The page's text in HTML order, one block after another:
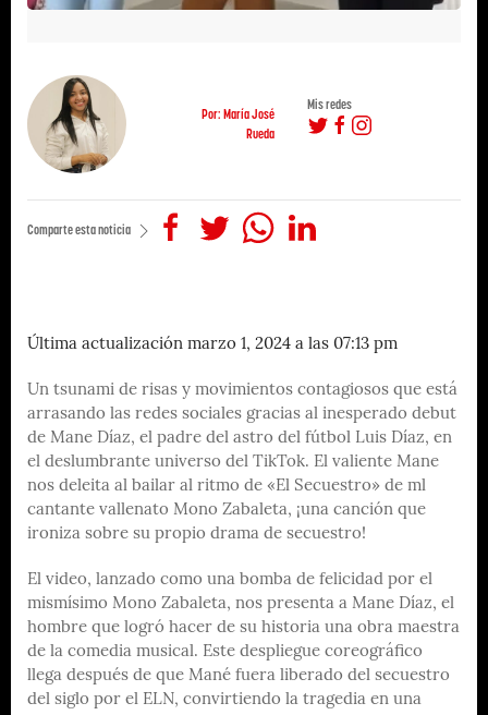
Por: María José
Rueda
Mis redes
Comparte esta noticia
Última actualización marzo 1, 2024 a las 07:13 pm
Un tsunami de risas y movimientos contagiosos que está
arrasando las redes sociales gracias al inesperado debut
de Mane Díaz, el padre del astro del fútbol Luis Díaz, en
el deslumbrante universo del TikTok. El valiente Mane
nos deleita al bailar al ritmo de «El Secuestro» de ml
cantante vallenato Mono Zabaleta, ¡una canción que
ironiza sobre su propio drama de secuestro!
El video, lanzado como una bomba de felicidad por el
mismísimo Mono Zabaleta, nos presenta a Mane Díaz, el
hombre que logró hacer de su historia una obra maestra
de la comedia musical. Este despliegue coreográfico
llega después de que Mané fuera liberado del secuestro
del siglo por el ELN, convirtiendo la tragedia en una